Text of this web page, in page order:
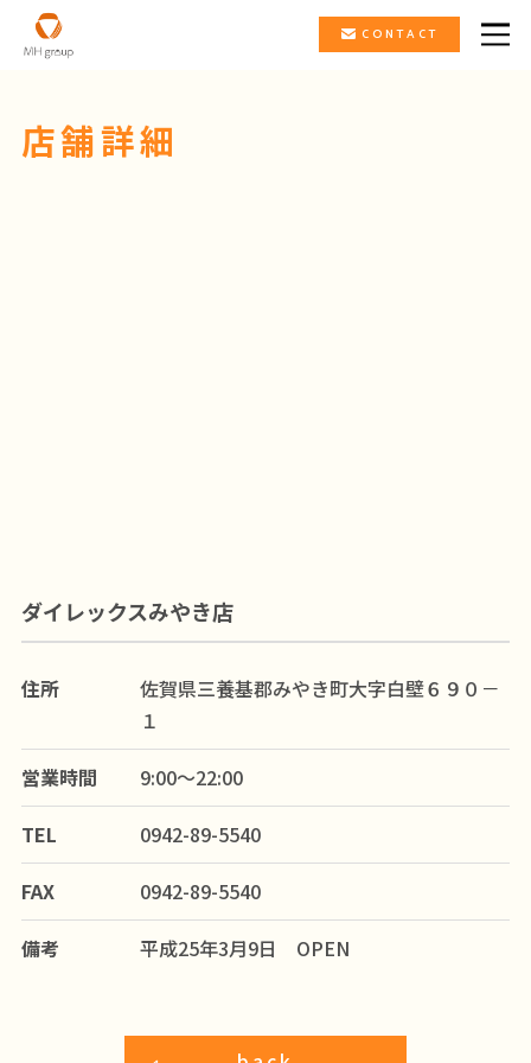
CONTACT
店舗詳細
ダイレックスみやき店
住所
佐賀県三養基郡みやき町大字白壁６９０－
１
営業時間
9:00～22:00
TEL
0942-89-5540
FAX
0942-89-5540
備考
平成25年3月9日 OPEN